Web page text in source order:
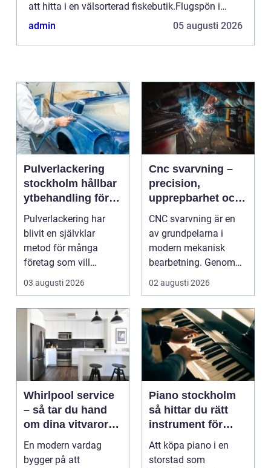
att hitta i en välsorterad fiskebutik.Flugspön i
Göteborgfinns i alla möjliga material, längder,
admin 05 augusti 2026
Pulverlackering
stockholm hållbar
ytbehandling för
industri och
design
Pulverlackering har
blivit en självklar
metod för många
företag som vill
kombinera slitstyrka,
desig...
03 augusti 2026
Cnc svarvning –
precision,
upprepbarhet och
smart produktion
CNC svarvning är en
av grundpelarna i
modern mekanisk
bearbetning. Genom
att kombinera
traditio...
02 augusti 2026
Whirlpool service
– så tar du hand
om dina vitvaror
på rätt sätt
En modern vardag
bygger på att
Piano stockholm
så hittar du rätt
instrument för
hem och scen
Att köpa piano i en
storstad som